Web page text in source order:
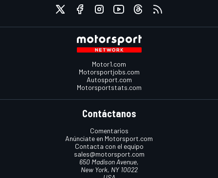
Motor1.com
Motorsportjobs.com
Autosport.com
Motorsportstats.com
Contáctanos
Comentarios
Anúnciate en Motorsport.com
Contacta con el equipo
sales@motorsport.com
650 Madison Avenue,
New York, NY 10022